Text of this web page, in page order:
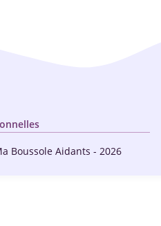
Boussole Aidants - 2026